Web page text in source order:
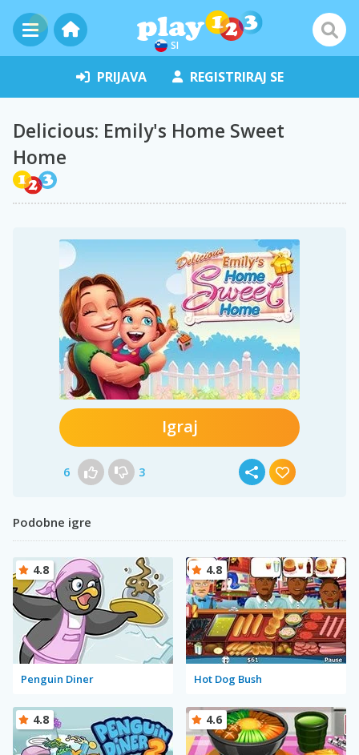
SI
PRIJAVA REGISTRIRAJ SE
Delicious: Emily's Home Sweet
Home
Igraj
6 3
Podobne igre
Penguin Diner
4.8
Hot Dog Bush
4.8
4.8 4.6